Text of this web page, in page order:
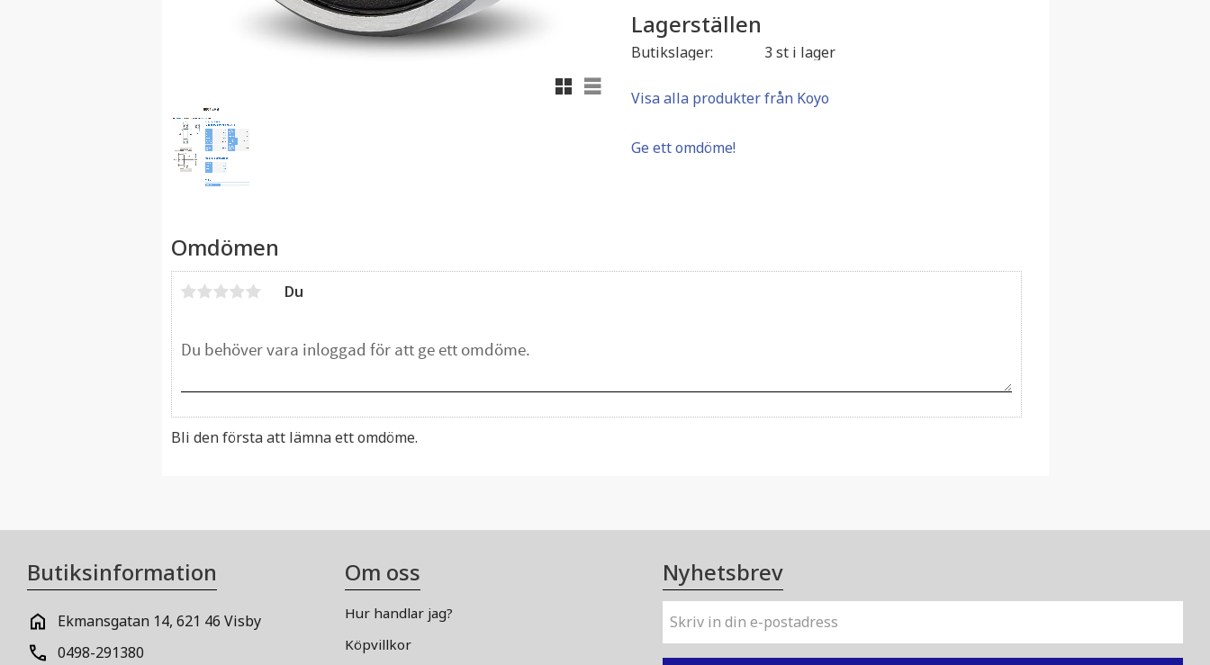
Rutnätsvy
Listvy
Lagerställen
Butikslager 3 st i lager
Visa alla produkter från Koyo
Ge ett omdöme!
Omdömen
Du
Bli den första att lämna ett omdöme.
Butiksinformation
Ekmansgatan 14, 621 46 Visby
0498-291380
Om oss
Hur handlar jag?
Köpvillkor
Nyhetsbrev